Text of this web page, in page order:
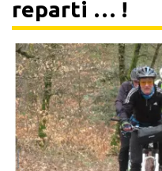
reparti … !